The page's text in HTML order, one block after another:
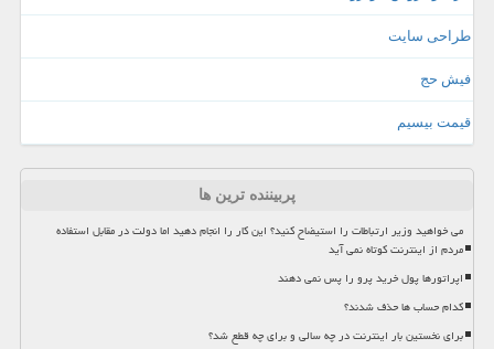
طراحی سایت
فیش حج
قیمت بیسیم
پربیننده ترین ها
می خواهید وزیر ارتباطات را استیضاح کنید؟ این کار را انجام دهید اما دولت در مقابل استفاده
مردم از اینترنت کوتاه نمی آید
اپراتورها پول خرید پرو را پس نمی دهند
کدام حساب ها حذف شدند؟
برای نخستین بار اینترنت در چه سالی و برای چه قطع شد؟